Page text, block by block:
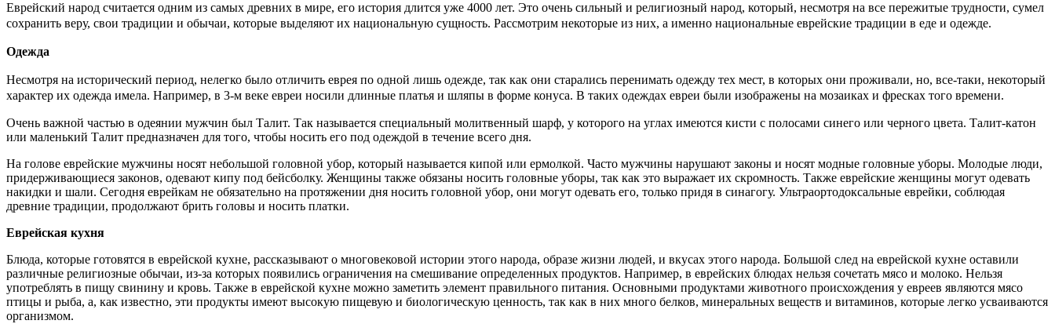
Еврейский народ считается одним из самых древних в мире, его история длится уже 4000 лет. Это очень сильный и религиозный народ, который, несмотря на все пережитые трудности, сумел
сохранить веру, свои традиции и обычаи, которые выделяют их национальную сущность. Рассмотрим некоторые из них, а именно национальные еврейские традиции в еде и одежде.
Одежда
Несмотря на исторический период, нелегко было отличить еврея по одной лишь одежде, так как они старались перенимать одежду тех мест, в которых они проживали, но, все-таки, некоторый
характер их одежда имела. Например, в 3-м веке евреи носили длинные платья и шляпы в форме конуса. В таких одеждах евреи были изображены на мозаиках и фресках того времени.
Очень важной частью в одеянии мужчин был Талит. Так называется специальный молитвенный шарф, у которого на углах имеются кисти с полосами синего или черного цвета. Талит-катон
или маленький Талит предназначен для того, чтобы носить его под одеждой в течение всего дня.
На голове еврейские мужчины носят небольшой головной убор, который называется кипой или ермолкой. Часто мужчины нарушают законы и носят модные головные уборы. Молодые люди,
придерживающиеся законов, одевают кипу под бейсболку. Женщины также обязаны носить головные уборы, так как это выражает их скромность. Также еврейские женщины могут одевать
накидки и шали. Сегодня еврейкам не обязательно на протяжении дня носить головной убор, они могут одевать его, только придя в синагогу. Ультраортодоксальные еврейки, соблюдая
древние традиции, продолжают брить головы и носить платки.
Еврейская кухня
Блюда, которые готовятся в еврейской кухне, рассказывают о многовековой истории этого народа, образе жизни людей, и вкусах этого народа. Большой след на еврейской кухне оставили
различные религиозные обычаи, из-за которых появились ограничения на смешивание определенных продуктов. Например, в еврейских блюдах нельзя сочетать мясо и молоко. Нельзя
употреблять в пищу свинину и кровь. Также в еврейской кухне можно заметить элемент правильного питания. Основными продуктами животного происхождения у евреев являются мясо
птицы и рыба, а, как известно, эти продукты имеют высокую пищевую и биологическую ценность, так как в них много белков, минеральных веществ и витаминов, которые легко усваиваются
организмом.